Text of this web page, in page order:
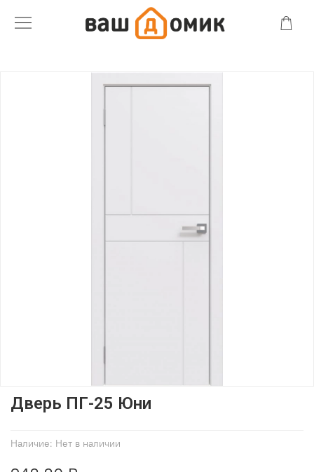
Наличие: Нет в наличии
Дверь ПГ-25 Юни